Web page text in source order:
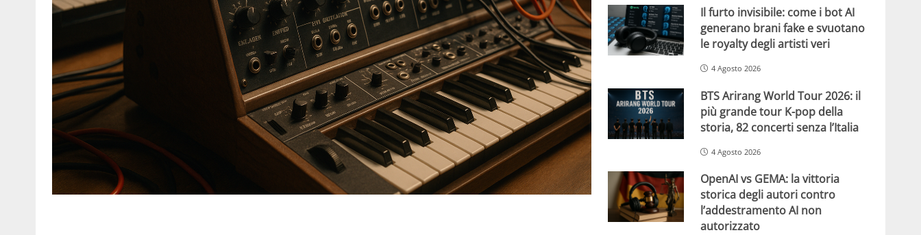
Il furto invisibile: come i bot AI
generano brani fake e svuotano
le royalty degli artisti veri
4 Agosto 2026
BTS Arirang World Tour 2026: il
più grande tour K-pop della
storia, 82 concerti senza l’Italia
4 Agosto 2026
OpenAI vs GEMA: la vittoria
storica degli autori contro
l’addestramento AI non
autorizzato